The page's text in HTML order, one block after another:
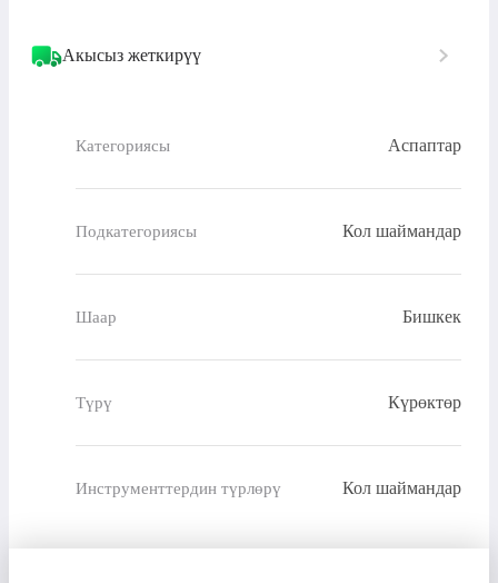
Акысыз жеткирүү
Категориясы Аспаптар
Подкатегориясы Кол шаймандар
Шаар Бишкек
Түрү Күрөктөр
Инструменттердин түрлөрү Кол шаймандар